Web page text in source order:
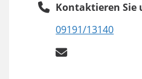
Kontaktieren Sie
09191/13140